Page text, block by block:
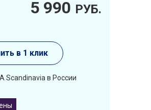
5 990 РУБ.
в 1 клик
Scandinavia в России